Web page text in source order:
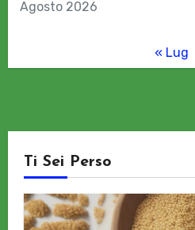
Agosto 2026
« Lug
Ti Sei Perso